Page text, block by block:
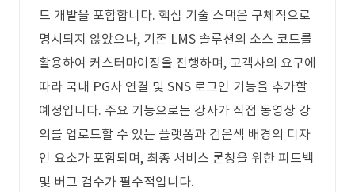
드 개발을 포함합니다. 핵심 기술 스택은 구체적으로
명시되지 않았으나, 기존 LMS 솔루션의 소스 코드를
활용하여 커스터마이징을 진행하며, 고객사의 요구에
따라 국내 PG사 연결 및 SNS 로그인 기능을 추가할
예정입니다. 주요 기능으로는 강사가 직접 동영상 강
의를 업로드할 수 있는 플랫폼과 검은색 배경의 디자
인 요소가 포함되며, 최종 서비스 론칭을 위한 피드백
및 버그 검수가 필수적입니다.